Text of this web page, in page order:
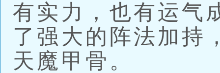
有实力，也有运气
了强大的阵法加持
天魔甲骨。